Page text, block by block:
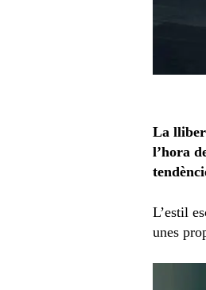
La
l’hora
L’estil
unes